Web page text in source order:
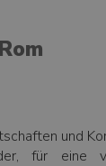
und
für eine